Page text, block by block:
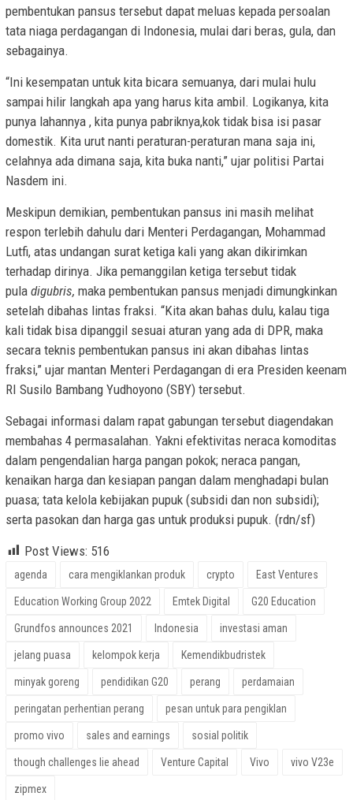
pembentukan pansus tersebut dapat meluas kepada persoalan
tata niaga perdagangan di Indonesia, mulai dari beras, gula, dan
sebagainya.
“Ini kesempatan untuk kita bicara semuanya, dari mulai hulu
sampai hilir langkah apa yang harus kita ambil. Logikanya, kita
punya lahannya , kita punya pabriknya,kok tidak bisa isi pasar
domestik. Kita urut nanti peraturan-peraturan mana saja ini,
celahnya ada dimana saja, kita buka nanti,” ujar politisi Partai
Nasdem ini.
Meskipun demikian, pembentukan pansus ini masih melihat
respon terlebih dahulu dari Menteri Perdagangan, Mohammad
Lutfi, atas undangan surat ketiga kali yang akan dikirimkan
terhadap dirinya. Jika pemanggilan ketiga tersebut tidak
pula digubris, maka pembentukan pansus menjadi dimungkinkan
setelah dibahas lintas fraksi. “Kita akan bahas dulu, kalau tiga
kali tidak bisa dipanggil sesuai aturan yang ada di DPR, maka
secara teknis pembentukan pansus ini akan dibahas lintas
fraksi,” ujar mantan Menteri Perdagangan di era Presiden keenam
RI Susilo Bambang Yudhoyono (SBY) tersebut.
Sebagai informasi dalam rapat gabungan tersebut diagendakan
membahas 4 permasalahan. Yakni efektivitas neraca komoditas
dalam pengendalian harga pangan pokok; neraca pangan,
kenaikan harga dan kesiapan pangan dalam menghadapi bulan
puasa; tata kelola kebijakan pupuk (subsidi dan non subsidi);
serta pasokan dan harga gas untuk produksi pupuk. (rdn/sf)
Post Views: 516
agenda cara mengiklankan produk crypto East Ventures
Education Working Group 2022 Emtek Digital G20 Education
Grundfos announces 2021 Indonesia investasi aman
jelang puasa kelompok kerja Kemendikbudristek
minyak goreng pendidikan G20 perang perdamaian
peringatan perhentian perang pesan untuk para pengiklan
promo vivo sales and earnings sosial politik
though challenges lie ahead Venture Capital Vivo vivo V23e
zipmex